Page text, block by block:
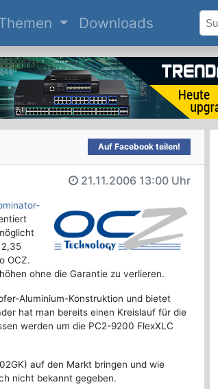
Downloads
Auf Facebook teilen!
21.11.2006 13:00 Uhr
2,35
OCZ.
ohne die Garantie zu verlieren.
Aluminium-Konstruktion und bietet
hat man bereits einen Kreislauf für die
werden um die PC2-9200 FlexXLC
auf den Markt bringen und wie
nicht bekannt gegeben.